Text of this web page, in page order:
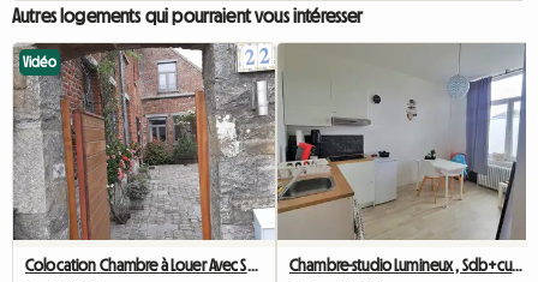
Autres logements qui pourraient vous intéresser
Vidéo
Chambre-studio Lumineux , Sdb+cusine Privee